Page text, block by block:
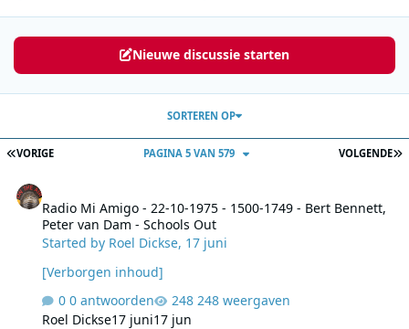
Nieuwe discussie starten
EERSTE PAGINA
VORIGE VOLGENDE
PAGINA 5 VAN 579
SORTEREN OP
Radio Mi Amigo - 22-10-1975 - 1500-1749 - Bert Bennett,
Peter van Dam - Schools Out
Started by Roel Dickse, 17 juni
[Verborgen inhoud]
0 antwoorden
248 weergaven
Roel Dickse17 juni17 jun